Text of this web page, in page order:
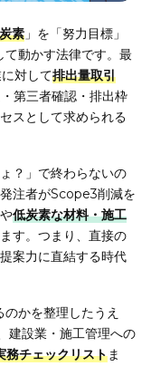
素 」を「努力目標」
て動かす法律です。最
対して排出量取引
第三者確認・排出枠
スとして求められる
？」で終わらないの
注者がScope3削減を
や低炭素な材料・施工
す。つまり、直接の
案力に直結する時代
かを整理したうえ
建設業・施工管理への
チェックリストま